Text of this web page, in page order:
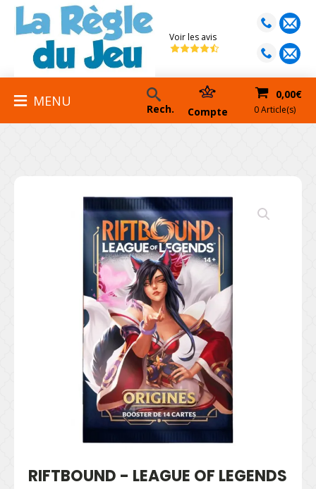
Voir les avis
MENU Rech. Compte
0,00€
0 Article(s)
RIFTBOUND - LEAGUE OF LEGENDS